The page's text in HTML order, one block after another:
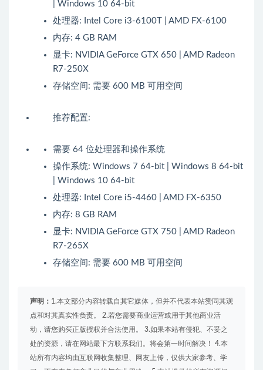
| Windows 10 64-bit
处理器: Intel Core i3-6100T | AMD FX-6100
内存: 4 GB RAM
显卡: NVIDIA GeForce GTX 650 | AMD Radeon
R7-250X
存储空间: 需要 600 MB 可用空间
推荐配置:
需要 64 位处理器和操作系统
操作系统: Windows 7 64-bit | Windows 8 64-bit
| Windows 10 64-bit
处理器: Intel Core i5-4460 | AMD FX-6350
内存: 8 GB RAM
显卡: NVIDIA GeForce GTX 750 | AMD Radeon
R7-265X
存储空间: 需要 600 MB 可用空间
声明： 1.本文部分内容转载自其它媒体，但并不代表本站赞同其观
点和对其真实性负责。 2.若您需要商业运营或用于其他商业活
动，请您购买正版授权并合法使用。 3.如果本站有侵犯、不妥之
处的资源，请在网站最下方联系我们。将会第一时间解决！ 4.本
站所有内容均由互联网收集整理、网友上传，仅供大家参考、学